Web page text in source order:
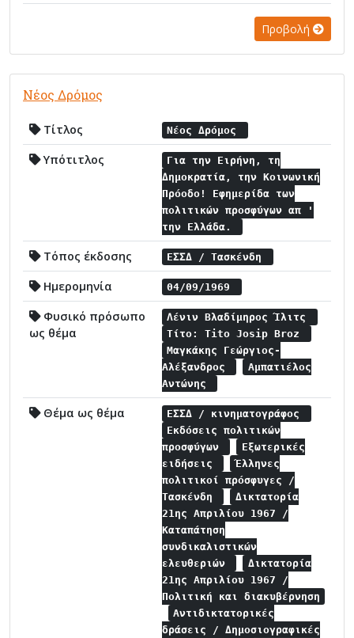
Προβολή
Νέος Δρόμος
Τίτλος Νέος Δρόμος
Υπότιτλος
Για την Ειρήνη, τη
Δημοκρατία, την Κοινωνική
Πρόοδο! Εφημερίδα των
πολιτικών προσφύγων απ '
την Ελλάδα.
Τόπος έκδοσης ΕΣΣΔ / Τασκένδη
Ημερομηνία 04/09/1969
Φυσικό πρόσωπο
ως θέμα
Λένιν Βλαδίμηρος Ίλιτς
Τίτο: Tito Josip Broz
Μαγκάκης Γεώργιος-
Αλέξανδρος
Αμπατιέλος
Αντώνης
Θέμα ως θέμα
ΕΣΣΔ / κινηματογράφος
Εκδόσεις πολιτικών
προσφύγων
Εξωτερικές
ειδήσεις
Έλληνες
πολιτικοί πρόσφυγες /
Τασκένδη
Δικτατορία
21ης Απριλίου 1967 /
Καταπάτηση
συνδικαλιστικών
ελευθεριών
Δικτατορία
21ης Απριλίου 1967 /
Πολιτική και διακυβέρνηση
Αντιδικτατορικές
δράσεις / Δημοσιογραφικές